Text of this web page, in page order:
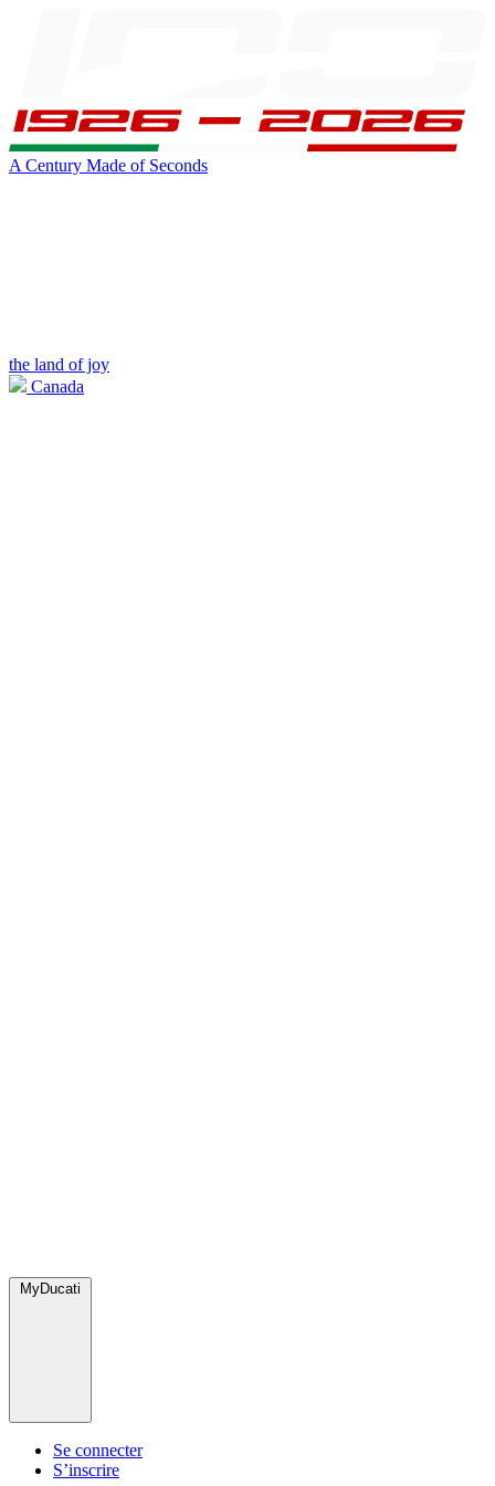
A Century Made of Seconds
the land of joy
Canada
MyDucati
Se connecter
S’inscrire